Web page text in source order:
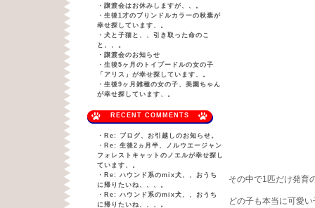
・ 譲渡会はお休みしますが、、。
・ 生後1才のブりンドルカラーの秋葉が
幸せ探しています、。
・ 犬と子猫と、、引き取った命のこ
と、、。
・ 譲渡会のお知らせ
・ 生後5ヶ月のトイプードルの女の子
「アリス」が幸せ探しています、。
・ 生後9ヶ月雑種の女の子、美園ちゃん
が幸せ探しています、。
RECENT COMMENTS
・ Re: ブログ、お引越しのお知らせ。
・ Re: 生後2ヵ月半、ノルウエージャン
フォレストキャットのノエルが幸せ探し
ています、。
・ Re: ハウンド系のmix犬、、おうち
に帰りたいね、、、。
・ Re: ハウンド系のmix犬、、おうち
に帰りたいね、、、。
その中で1匹だけ発育
どの子も本当に可愛